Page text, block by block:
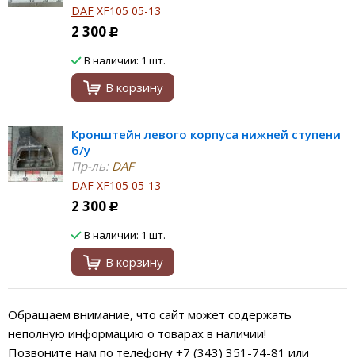
DAF XF105 05-13
2 300 Р
В наличии: 1 шт.
В корзину
Кронштейн левого корпуса нижней ступени
б/у
Пр-ль:DAF
DAF XF105 05-13
2 300 Р
В наличии: 1 шт.
В корзину
Обращаем внимание, что сайт может содержать
неполную информацию о товарах в наличии!
Позвоните нам по телефону +7 (343) 351-74-81 или